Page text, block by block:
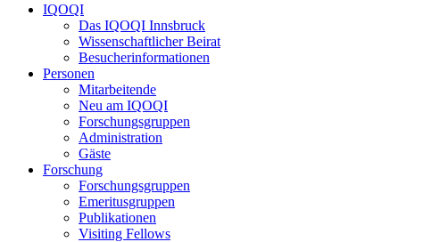
IQOQI
Das IQOQI Innsbruck
Wissenschaftlicher Beirat
Besucherinformationen
Personen
Mitarbeitende
Neu am IQOQI
Forschungsgruppen
Administration
Gäste
Forschung
Forschungsgruppen
Emeritusgruppen
Publikationen
Visiting Fellows